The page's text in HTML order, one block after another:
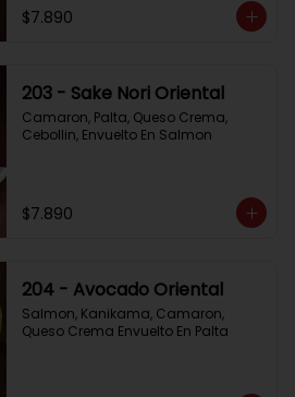
$7.890
203 - Sake Nori Oriental
Camaron, Palta, Queso Crema,
Cebollin, Envuelto En Salmon
$7.890
204 - Avocado Oriental
Salmon, Kanikama, Camaron,
Queso Crema Envuelto En Palta